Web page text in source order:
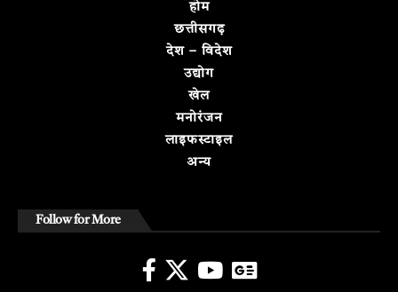
होम
छत्तीसगढ़
देश – विदेश
उद्योग
खेल
मनोरंजन
लाइफस्टाइल
अन्य
Follow for More